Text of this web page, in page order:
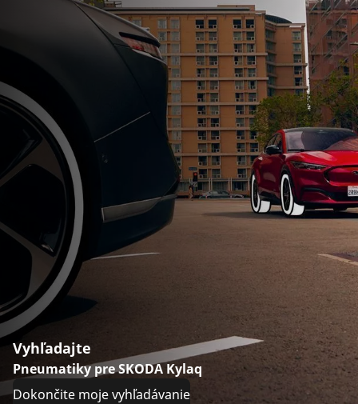
Vyhľadajte
Pneumatiky pre SKODA Kylaq
Dokončite moje vyhľadávanie